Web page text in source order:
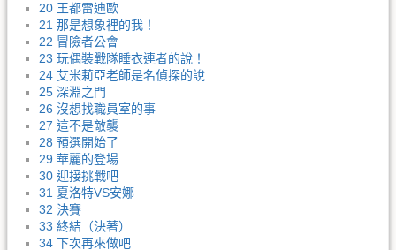
20 王都雷迪歐
21 那是想象裡的我！
22 冒險者公會
23 玩偶裝戰隊睡衣連者的說！
24 艾米莉亞老師是名偵探的說
25 深淵之門
26 沒想找職員室的事
27 這不是敵襲
28 預選開始了
29 華麗的登場
30 迎接挑戰吧
31 夏洛特VS安娜
32 決賽
33 終結（決著）
34 下次再來做吧